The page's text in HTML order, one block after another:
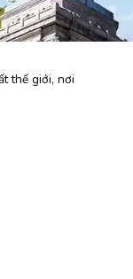
thế giới, nơi